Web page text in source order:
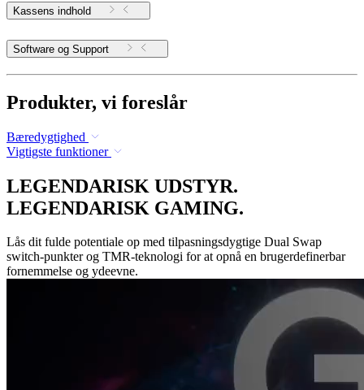
Kassens indhold
Software og Support
Produkter, vi foreslår
Bæredygtighed
Vigtigste funktioner
LEGENDARISK UDSTYR.
LEGENDARISK GAMING.
Lås dit fulde potentiale op med tilpasningsdygtige Dual Swap
switch-punkter og TMR-teknologi for at opnå en brugerdefinerbar
fornemmelse og ydeevne.